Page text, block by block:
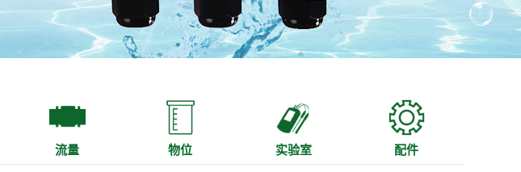
流量 物位 实验室 配件